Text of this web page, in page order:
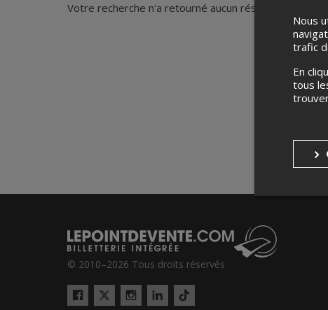
Votre recherche n'a retourné aucun résultat.
© 2010–2026 Tous droits réservés
Twitter Tiktok
Nous
trafic
En
tous